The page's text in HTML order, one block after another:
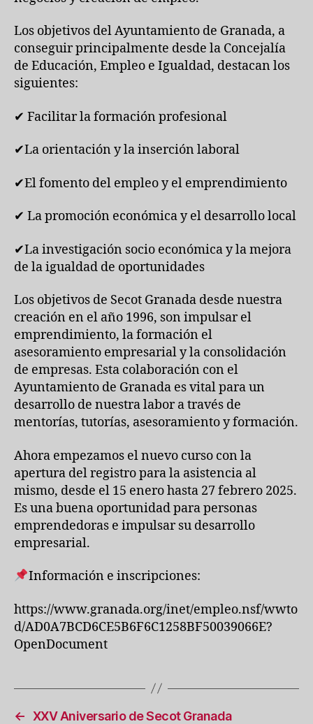
Los objetivos del Ayuntamiento de Granada, a
conseguir principalmente desde la Concejalía
de Educación, Empleo e Igualdad, destacan los
siguientes:
✔ Facilitar la formación profesional
✔La orientación y la inserción laboral
✔El fomento del empleo y el emprendimiento
✔ La promoción económica y el desarrollo local
✔La investigación socio económica y la mejora
de la igualdad de oportunidades
Los objetivos de Secot Granada desde nuestra
creación en el año 1996, son impulsar el
emprendimiento, la formación el
asesoramiento empresarial y la consolidación
de empresas. Esta colaboración con el
Ayuntamiento de Granada es vital para un
desarrollo de nuestra labor a través de
mentorías, tutorías, asesoramiento y formación.
Ahora empezamos el nuevo curso con la
apertura del registro para la asistencia al
mismo, desde el 15 enero hasta 27 febrero 2025.
Es una buena oportunidad para personas
emprendedoras e impulsar su desarrollo
empresarial.
Información e inscripciones:
https://www.granada.org/inet/empleo.nsf/wwto
d/AD0A7BCD6CE5B6F6C1258BF50039066E?
OpenDocument
← XXV Aniversario de Secot Granada